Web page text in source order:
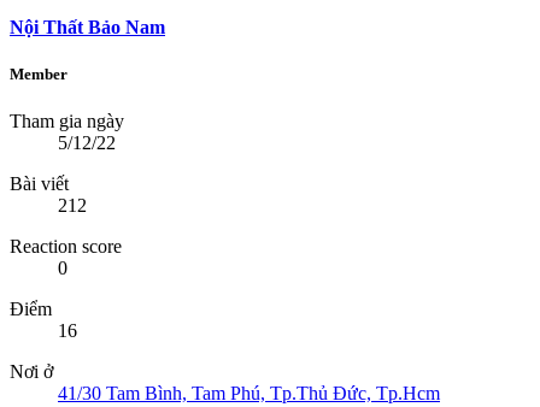
Nội Thất Bảo Nam
Member
Tham gia ngày
5/12/22
Bài viết
212
Reaction score
0
Điểm
16
Nơi ở
41/30 Tam Bình, Tam Phú, Tp.Thủ Đức, Tp.Hcm